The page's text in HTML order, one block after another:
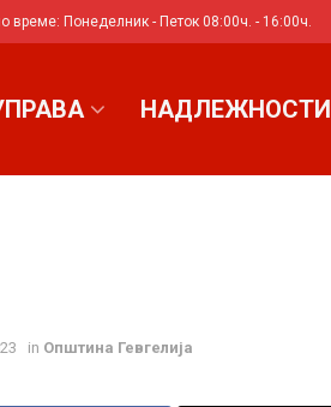
време: Понеделник - Петок 08:00ч. - 16:00ч.
НАДЛЕЖНОСТИ
in Општина Гевгелија